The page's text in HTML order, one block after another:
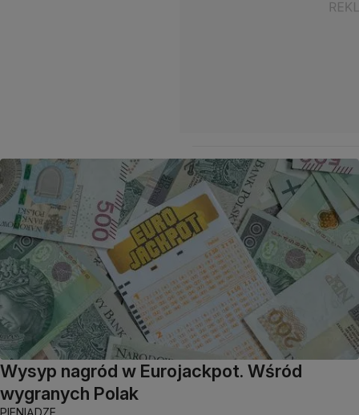
Wysyp nagród w Eurojackpot. Wśród
wygranych Polak
PIENIĄDZE